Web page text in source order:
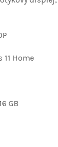
11 Home
16 GB